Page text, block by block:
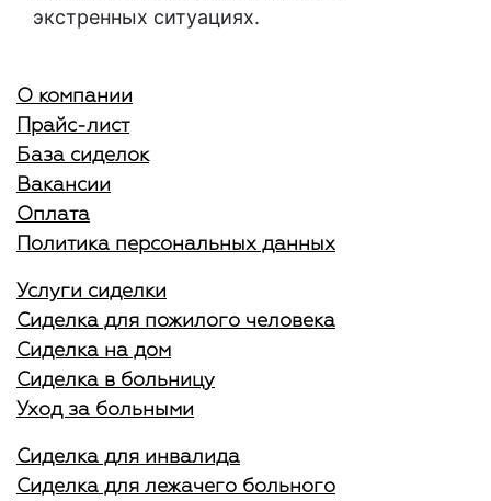
экстренных ситуациях.
О компании
Прайс-лист
База сиделок
Вакансии
Оплата
Политика персональных данных
Услуги сиделки
Сиделка для пожилого человека
Сиделка на дом
Сиделка в больницу
Уход за больными
Сиделка для инвалида
Сиделка для лежачего больного